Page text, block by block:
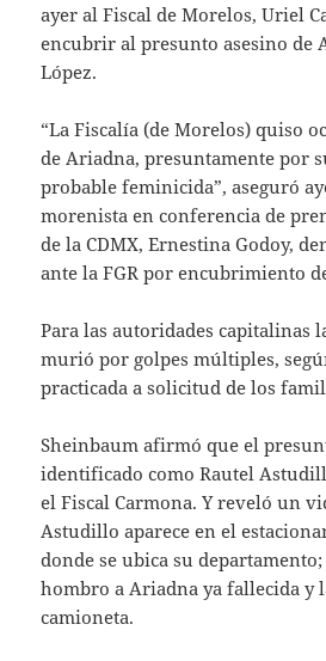
ayer al Fiscal de Morelos, Uriel
encubrir al presunto asesino de
López.
“La Fiscalía (de Morelos) quiso
de Ariadna, presuntamente por
probable feminicida”, aseguró
morenista en conferencia de
de la CDMX, Ernestina Godoy,
ante la FGR por encubrimiento
Para las autoridades capitalinas
murió por golpes múltiples,
practicada a solicitud de los
Sheinbaum afirmó que el
identificado como Rautel
el Fiscal Carmona. Y reveló un
Astudillo aparece en el
donde se ubica su
hombro a Ariadna ya fallecida y
camioneta.